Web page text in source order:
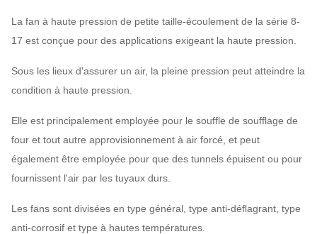
La fan à haute pression de petite taille-écoulement de la série 8-
17 est conçue pour des applications exigeant la haute pression.
Sous les lieux d'assurer un air, la pleine pression peut atteindre la
condition à haute pression.
Elle est principalement employée pour le souffle de soufflage de
four et tout autre approvisionnement à air forcé, et peut
également être employée pour que des tunnels épuisent ou pour
fournissent l'air par les tuyaux durs.
Les fans sont divisées en type général, type anti-déflagrant, type
anti-corrosif et type à hautes températures.